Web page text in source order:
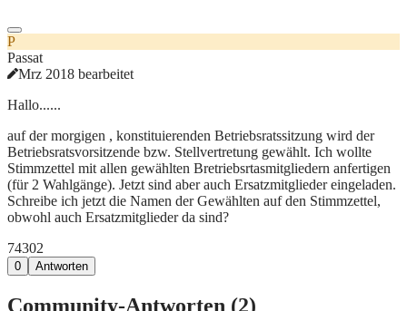
P
Passat
Mrz 2018 bearbeitet
Hallo......
auf der morgigen , konstituierenden Betriebsratssitzung wird der
Betriebsratsvorsitzende bzw. Stellvertretung gewählt. Ich wollte
Stimmzettel mit allen gewählten Bretriebsrtasmitgliedern anfertigen
(für 2 Wahlgänge). Jetzt sind aber auch Ersatzmitglieder eingeladen.
Schreibe ich jetzt die Namen der Gewählten auf den Stimmzettel,
obwohl auch Ersatzmitglieder da sind?
74302
0 Antworten
Community-Antworten (2)